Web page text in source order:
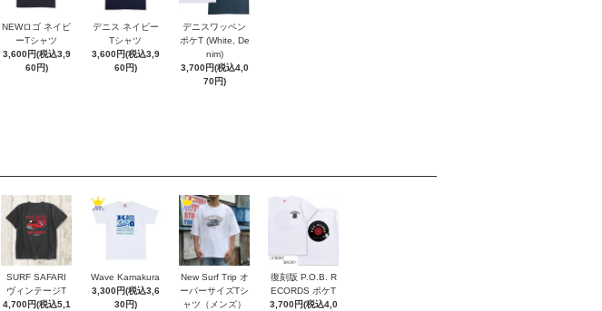
NEWロゴ ネイビ
ーTシャツ
3,600円(税込3,9
60円)
デニス ネイビー
Tシャツ
3,600円(税込3,9
60円)
デニスワッペン
ポケT (White, De
nim)
3,700円(税込4,0
70円)
SURF SAFARI
ヴィンテージT
4,700円(税込5,1
Wave Kamakura
3,300円(税込3,6
30円)
New Surf Trip オ
ーバーサイズTシ
ャツ（メンズ）
復刻版 P.O.B. R
ECORDS ポケT
3,700円(税込4,0